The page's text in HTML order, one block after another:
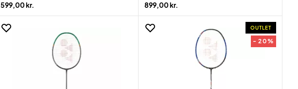
599,00 kr.
899,00 kr.
OUTLET
- 20%